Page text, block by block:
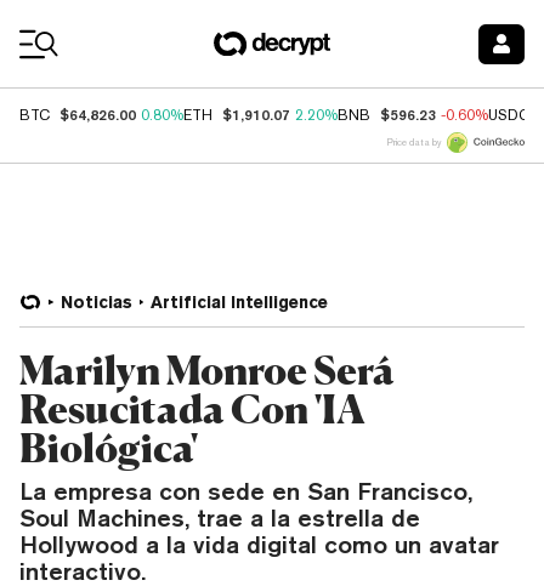
BTC $64,826.00 0.80%ETH $1,910.07 2.20%BNB $596.23 -0.60%USDC
Price data by
Noticias Artificial Intelligence
Marilyn Monroe Será
Resucitada Con 'IA
Biológica'
La empresa con sede en San Francisco,
Soul Machines, trae a la estrella de
Hollywood a la vida digital como un avatar
interactivo.